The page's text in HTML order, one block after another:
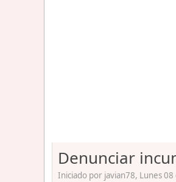
Denunciar
Iniciado por javian78, Lunes